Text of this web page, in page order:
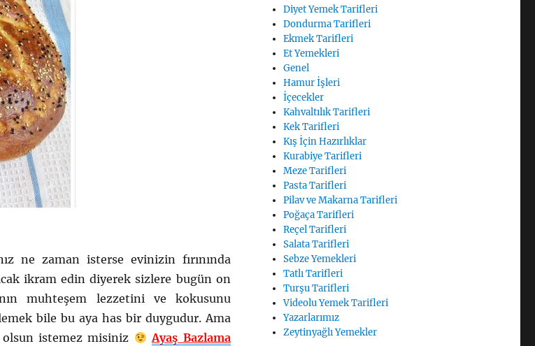
ne zaman isterse evinizin fırınında
ikram edin diyerek sizlere bugün on
muhteşem lezzetini ve kokusunu
bile bu aya has bir duygudur. Ama
istemez misiniz
Ayaş Bazlama
Diyet Yemek Tarifleri
Dondurma Tarifleri
Ekmek Tarifleri
Et Yemekleri
Genel
Hamur İşleri
İçecekler
Kahvaltılık Tarifleri
Kek Tarifleri
Kış İçin Hazırlıklar
Kurabiye Tarifleri
Meze Tarifleri
Pasta Tarifleri
Pilav ve Makarna Tarifleri
Poğaça Tarifleri
Reçel Tarifleri
Salata Tarifleri
Sebze Yemekleri
Tatlı Tarifleri
Turşu Tarifleri
Videolu Yemek Tarifleri
Yazarlarımız
Zeytinyağlı Yemekler